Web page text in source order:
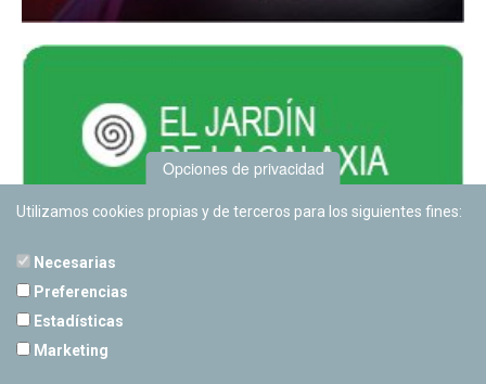
Opciones de privacidad
Utilizamos cookies propias y de terceros para los siguientes fines:
Necesarias
Preferencias
Estadísticas
Marketing